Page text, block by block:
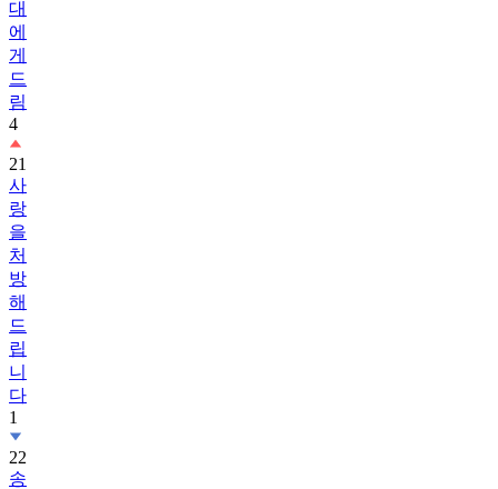
대
에
게
드
림
4
21
사
랑
을
처
방
해
드
립
니
다
1
22
송